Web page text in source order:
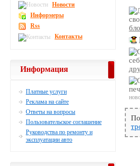
Новости
Информеры
Rss
Контакты
Информация
Платные услуги
Реклама на сайте
Ответы на вопросы
Пользовательское соглашение
Руководства по ремонту и
эксплуатации авто